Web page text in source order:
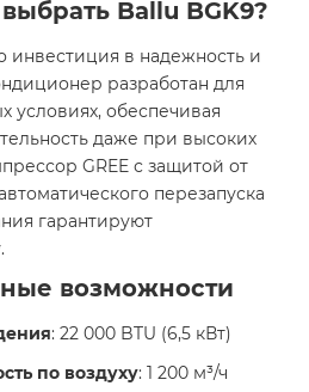
Ballu BGK9?
инвестиция в надежность и
разработан для
условиях, обеспечивая
даже при высоких
GREE с защитой от
перезапуска
гарантируют
возможности
: 22 000 BTU (6,5 кВт)
по воздуху: 1 200 м³/ч